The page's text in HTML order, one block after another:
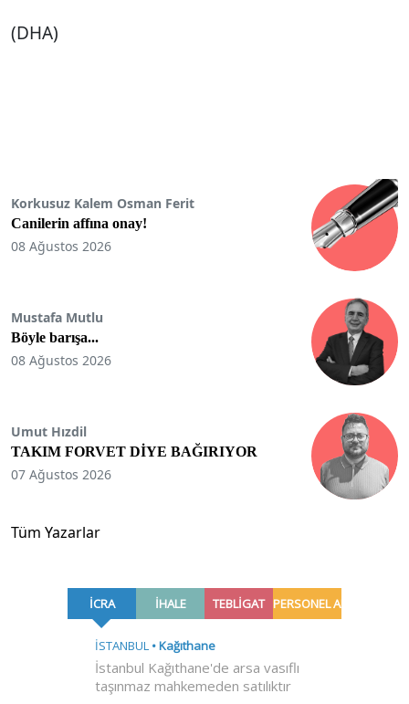
(DHA)
Korkusuz Kalem Osman Ferit
Canilerin affına onay!
08 Ağustos 2026
Mustafa Mutlu
Böyle barışa...
08 Ağustos 2026
Umut Hızdil
TAKIM FORVET DİYE BAĞIRIYOR
07 Ağustos 2026
Tüm Yazarlar